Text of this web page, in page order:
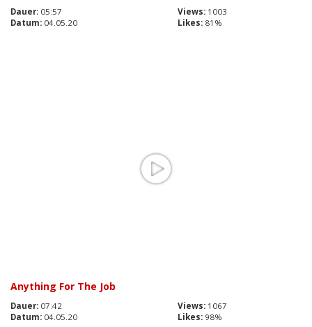
Dauer: 05:57 Views: 1003
Datum: 04.05.20 Likes: 81%
Anything For The Job
Dauer: 07:42 Views: 1067
Datum: 04.05.20 Likes: 98%